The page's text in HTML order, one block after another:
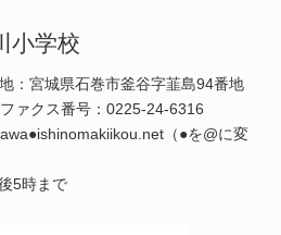
小学校
：宮城県石巻市釜谷字韮島94番地
ァクス番号：0225-24-6316
（●を@に変
5時まで